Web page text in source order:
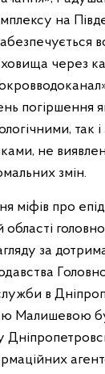
на
через
погіршення
так
не
змін.
міфів про
області
за
в
Малишевою